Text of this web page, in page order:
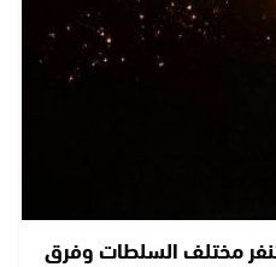
مختلف السلطات وفرق